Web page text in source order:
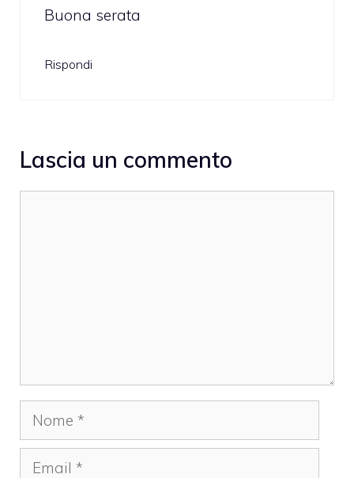
Buona serata
Rispondi
Lascia un commento
Nome
Email